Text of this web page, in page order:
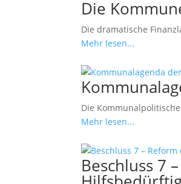
Die
Die dramatische
Mehr lesen...
Die
Mehr lesen...
Beschluss 7